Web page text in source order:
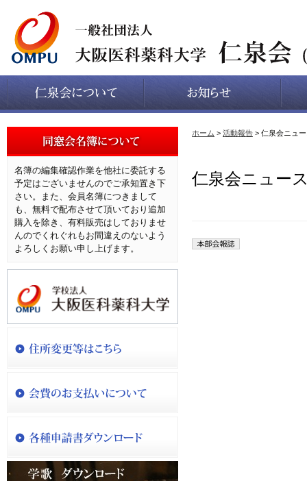
ホーム > 活動報告 > 仁泉会ニュ
仁泉会ニュー
名簿の編集確認作業を他社に委託する
予定はございませんのでご承知置き下
さい。また、会員名簿につきまして
も、無料で配布させて頂いており追加
購入を除き、有料販売はしておりませ
んのでくれぐれもお間違えのないよう
よろしくお願い申し上げます。